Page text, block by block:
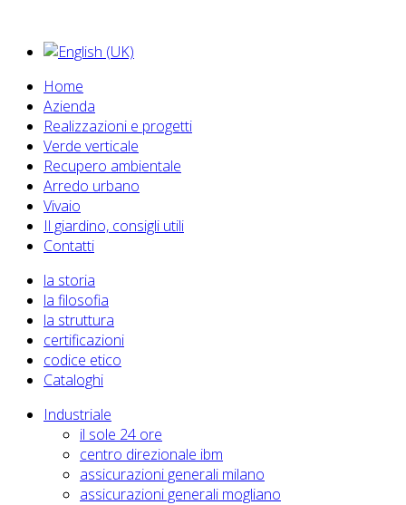
Home
Azienda
Realizzazioni e progetti
Verde verticale
Recupero ambientale
Arredo urbano
Vivaio
Il giardino, consigli utili
Contatti
la storia
la filosofia
la struttura
certificazioni
codice etico
Cataloghi
Industriale
il sole 24 ore
centro direzionale ibm
assicurazioni generali milano
assicurazioni generali mogliano